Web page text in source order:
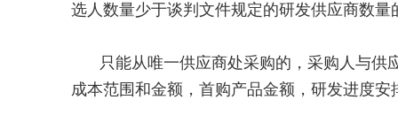
选人数量少于谈判文件规定的研发供应商数
只能从唯一供应商处采购的，采购人与
成本范围和金额，首购产品金额，研发进度